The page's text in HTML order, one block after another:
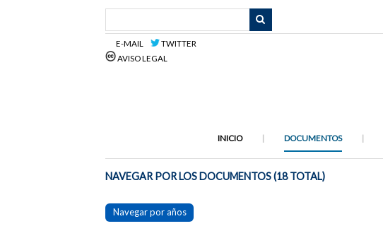
E-MAIL
TWITTER
AVISO LEGAL
INICIO DOCUMENTOS
NAVEGAR POR LOS DOCUMENTOS (18 TOTAL)
Navegar por años